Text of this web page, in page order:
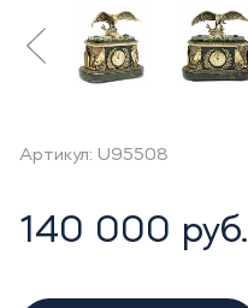
Артикул: U95508
140 000 руб.